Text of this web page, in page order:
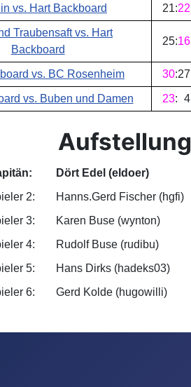
vs. Hart Backboard 21:22
Traubensaft vs. Hart
Backboard
25:16
vs. BC Rosenheim 30:27
vs. Buben und Damen 23: 4
Aufstellung
Dört Edel (eldoer)
2:
Hanns.Gerd Fischer (hgfi)
3:
Karen Buse (wynton)
4:
Rudolf Buse (rudibu)
5:
Hans Dirks (hadeks03)
6:
Gerd Kolde (hugowilli)